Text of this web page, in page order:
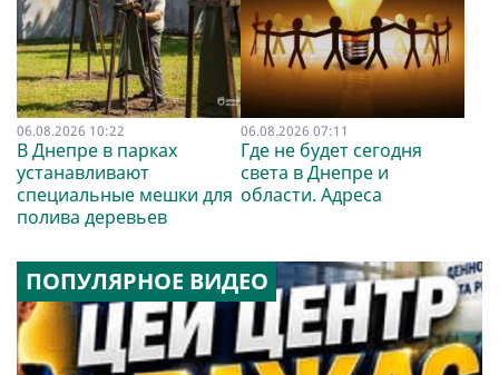
06.08.2026 10:22
В Днепре в парках
устанавливают
специальные мешки для
полива деревьев
06.08.2026 07:11
Где не будет сегодня
света в Днепре и
области. Адреса
ПОПУЛЯРНОЕ ВИДЕО